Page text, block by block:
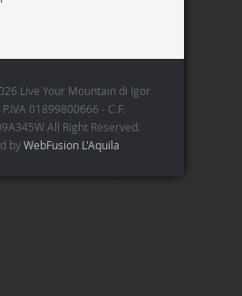
Live Your Mountain di Igor
01899800666 - C.F.
All Right Reserved.
byWebFusion L'Aquila